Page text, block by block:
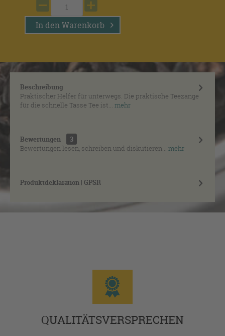
In denWarenkorb
Beschreibung
Praktischer Helfer für unterwegs. Die praktische Teezange
für die schnelle Tasse Tee ist... mehr
Bewertungen
3
Bewertungen lesen, schreiben und diskutieren... mehr
Produktdeklaration | GPSR
QUALITÄTSVERSPRECHEN